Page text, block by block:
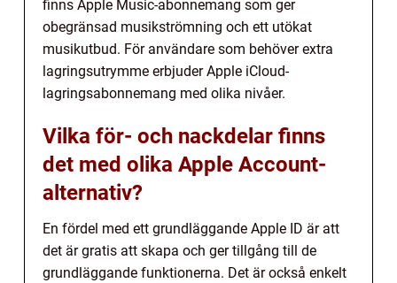
finns Apple Music-abonnemang som ger
obegränsad musikströmning och ett utökat
musikutbud. För användare som behöver extra
lagringsutrymme erbjuder Apple iCloud-
lagringsabonnemang med olika nivåer.
Vilka för- och nackdelar finns
det med olika Apple Account-
alternativ?
En fördel med ett grundläggande Apple ID är att
det är gratis att skapa och ger tillgång till de
grundläggande funktionerna. Det är också enkelt